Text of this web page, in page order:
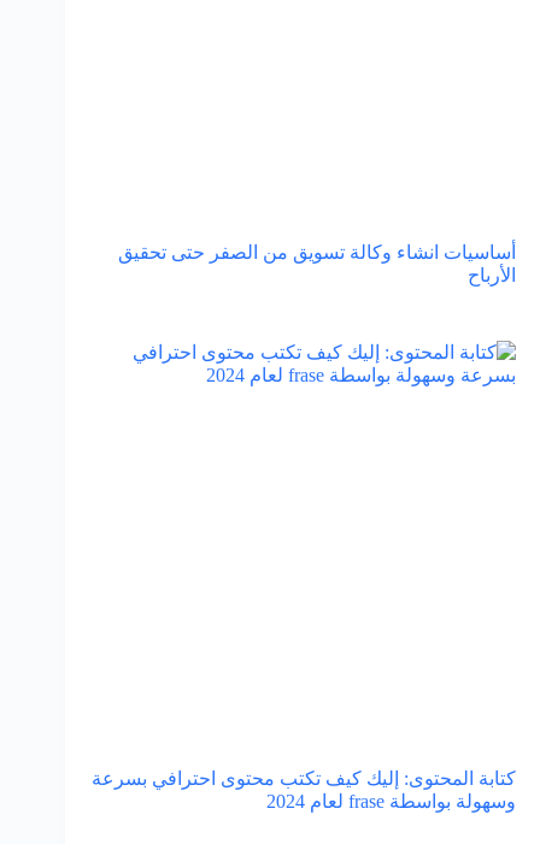
أساسيات انشاء وكالة تسويق من الصفر حتى تحقيق
الأرباح
كتابة المحتوى: إليك كيف تكتب محتوى احترافي بسرعة
وسهولة بواسطة frase لعام 2024